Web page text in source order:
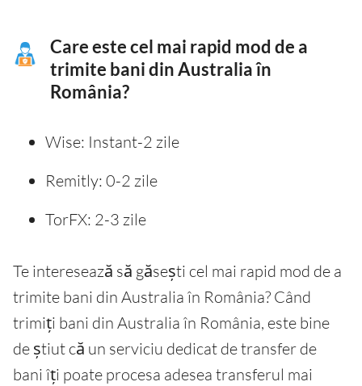
Care este cel mai rapid mod de a
trimite bani din Australia în
România?
Wise: Instant-2 zile
Remitly: 0-2 zile
TorFX: 2-3 zile
Te interesează să găsești cel mai rapid mod de a
trimite bani din Australia în România? Când
trimiți bani din Australia în România, este bine
de știut că un serviciu dedicat de transfer de
bani îți poate procesa adesea transferul mai